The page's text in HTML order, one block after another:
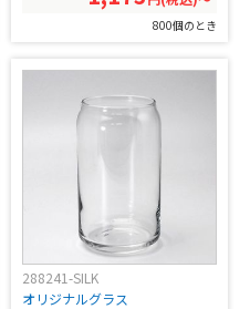
800個のとき
288241-SILK
オリジナルグラス